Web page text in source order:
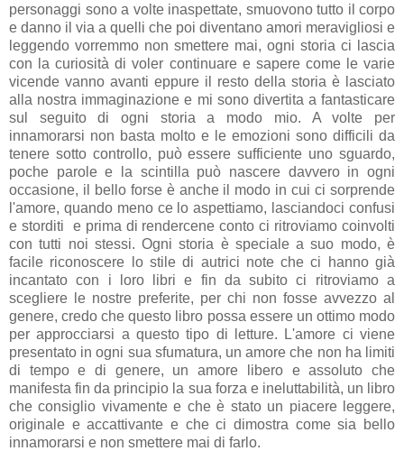
personaggi sono a volte inaspettate, smuovono tutto il corpo
e danno il via a quelli che poi diventano amori meravigliosi e
leggendo vorremmo non smettere mai, ogni storia ci lascia
con la curiosità di voler continuare e sapere come le varie
vicende vanno avanti eppure il resto della storia è lasciato
alla nostra immaginazione e mi sono divertita a fantasticare
sul seguito di ogni storia a modo mio. A volte per
innamorarsi non basta molto e le emozioni sono difficili da
tenere sotto controllo, può essere sufficiente uno sguardo,
poche parole e la scintilla può nascere davvero in ogni
occasione, il bello forse è anche il modo in cui ci sorprende
l'amore, quando meno ce lo aspettiamo, lasciandoci confusi
e storditi e prima di rendercene conto ci ritroviamo coinvolti
con tutti noi stessi. Ogni storia è speciale a suo modo, è
facile riconoscere lo stile di autrici note che ci hanno già
incantato con i loro libri e fin da subito ci ritroviamo a
scegliere le nostre preferite, per chi non fosse avvezzo al
genere, credo che questo libro possa essere un ottimo modo
per approcciarsi a questo tipo di letture. L'amore ci viene
presentato in ogni sua sfumatura, un amore che non ha limiti
di tempo e di genere, un amore libero e assoluto che
manifesta fin da principio la sua forza e ineluttabilità, un libro
che consiglio vivamente e che è stato un piacere leggere,
originale e accattivante e che ci dimostra come sia bello
innamorarsi e non smettere mai di farlo.